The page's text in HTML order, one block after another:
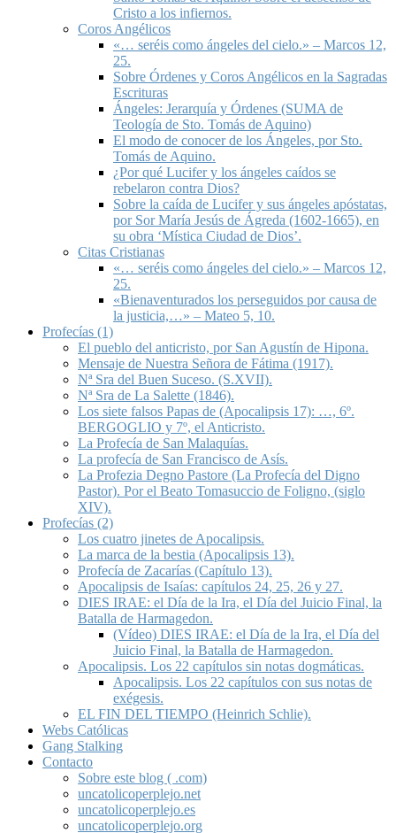
Cristo a los infiernos.
Coros Angélicos
«… seréis como ángeles del cielo.» – Marcos 12,
25.
Sobre Órdenes y Coros Angélicos en la Sagradas
Escrituras
Ángeles: Jerarquía y Órdenes (SUMA de
Teología de Sto. Tomás de Aquino)
El modo de conocer de los Ángeles, por Sto.
Tomás de Aquino.
¿Por qué Lucifer y los ángeles caídos se
rebelaron contra Dios?
Sobre la caída de Lucifer y sus ángeles apóstatas,
por Sor María Jesús de Ágreda (1602-1665), en
su obra ‘Mística Ciudad de Dios’.
Citas Cristianas
«… seréis como ángeles del cielo.» – Marcos 12,
25.
«Bienaventurados los perseguidos por causa de
la justicia,…» – Mateo 5, 10.
Profecías (1)
El pueblo del anticristo, por San Agustín de Hipona.
Mensaje de Nuestra Señora de Fátima (1917).
Nª Sra del Buen Suceso. (S.XVII).
Nª Sra de La Salette (1846).
Los siete falsos Papas de (Apocalipsis 17): …, 6º.
BERGOGLIO y 7º, el Anticristo.
La Profecía de San Malaquías.
La profecía de San Francisco de Asís.
La Profezia Degno Pastore (La Profecía del Digno
Pastor). Por el Beato Tomasuccio de Foligno, (siglo
XIV).
Profecías (2)
Los cuatro jinetes de Apocalipsis.
La marca de la bestia (Apocalipsis 13).
Profecía de Zacarías (Capítulo 13).
Apocalipsis de Isaías: capítulos 24, 25, 26 y 27.
DIES IRAE: el Día de la Ira, el Día del Juicio Final, la
Batalla de Harmagedon.
(Vídeo) DIES IRAE: el Día de la Ira, el Día del
Juicio Final, la Batalla de Harmagedon.
Apocalipsis. Los 22 capítulos sin notas dogmáticas.
Apocalipsis. Los 22 capítulos con sus notas de
exégesis.
EL FIN DEL TIEMPO (Heinrich Schlie).
Webs Católicas
Gang Stalking
Contacto
Sobre este blog ( .com)
uncatolicoperplejo.net
uncatolicoperplejo.es
uncatolicoperplejo.org